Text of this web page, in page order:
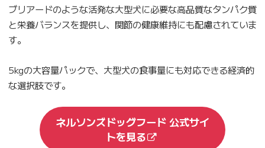
ブリアードのような活発な大型犬に必要な高品質なタンパク質
と栄養バランスを提供し、関節の健康維持にも配慮されていま
す。
5kgの大容量パックで、大型犬の食事量にも対応できる経済的
な選択肢です。
ネルソンズドッグフード 公式サイ
トを見る